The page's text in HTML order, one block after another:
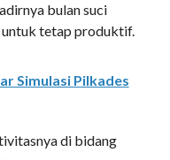
bulan suci
untuk tetap produktif.
Simulasi Pilkades
di bidang